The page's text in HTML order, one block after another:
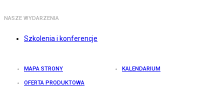
NASZE WYDARZENIA
Szkolenia i konferencje
MAPA STRONY KALENDARIUM
OFERTA PRODUKTOWA